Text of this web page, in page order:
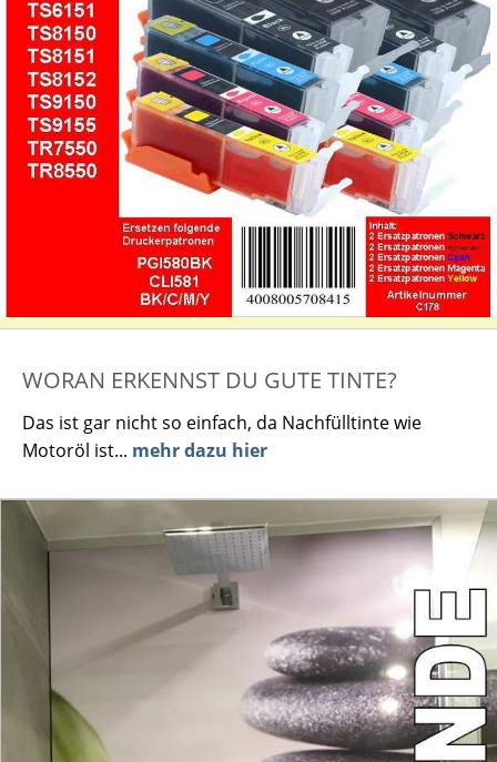
WORAN ERKENNST DU GUTE TINTE?
Das ist gar nicht so einfach, da Nachfülltinte wie
Motoröl ist... mehr dazu hier